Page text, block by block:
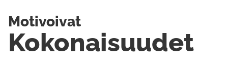
Kokonaisuudet
Motivoivat